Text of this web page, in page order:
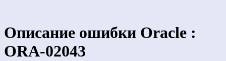
Описание ошибки Oracle :
ORA-02043